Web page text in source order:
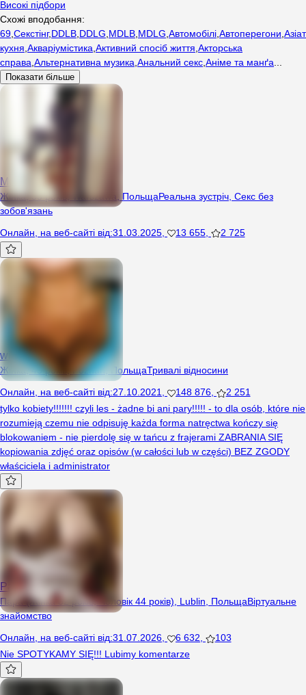
Високі підбори
Схожі вподобання:
69 Cекстінг,DDLB DDLG MDLB MDLG Автомобілі Автоперегони
кухня Акваріумістика Активний спосіб життя Акторська
справа Альтернативна музика Анальний секс Аніме та манґа
Показати більше
Monikahqto
Жінка, 35 років, Warszawa, ПольщаРеальна зустріч Секс без
зобов'язань
Онлайн
на веб-сайті від:31.03.2025 13 655 2 725
witch666
Жінка, 43 років, Poznań, ПольщаТривалі відносини
Онлайн
на веб-сайті від:27.10.2021 148 876
2 251
tylko kobiety!!!!!!! czyli les - żadne bi ani pary!!!!! - to dla osób, które nie
rozumieją czemu nie odpisuję każda forma natręctwa kończy się
blokowaniem - nie pierdolę się w tańcu z frajerami ZABRANIA SIĘ
kopiowania zdjęć oraz opisów (w całości lub w części) BEZ ZGODY
właściciela i administrator
Para4244lublin
Пара (Жінка 32 років, Чоловік 44 років), Lublin, ПольщаВіртуальне
знайомство
Онлайн, на веб-сайті від:31.07.2026, 6 632,
103
Nie SPOTYKAMY SIĘ!!! Lubimy komentarze